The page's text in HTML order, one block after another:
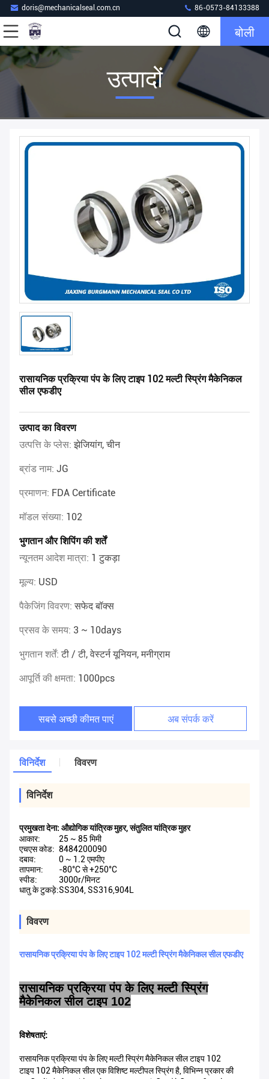
doris@mechanicalseal.com.cn 86-0573-84133388
बोली
उत्पादों
रासायनिक प्रक्रिया पंप के लिए टाइप 102 मल्टी स्प्रिंग मैकेनिकल
सील एफडीए
उत्पाद का विवरण
उत्पत्ति के प्लेस:झेजियांग, चीन
ब्रांड नाम: JG
प्रमाणन: FDA Certificate
मॉडल संख्या: 102
भुगतान और शिपिंग की शर्तें
न्यूनतम आदेश मात्रा: 1 टुकड़ा
मूल्य: USD
पैकेजिंग विवरण:सफेद बॉक्स
प्रसव के समय: 3 ~ 10days
भुगतान शर्तें:टी / टी, वेस्टर्न यूनियन, मनीग्राम
आपूर्ति की क्षमता: 1000pcs
सबसे अच्छी कीमत पाएं अब संपर्क करें
विनिर्देश विवरण
विनिर्देश
प्रमुखता देना: औद्योगिक यांत्रिक मुहर,संतुलित यांत्रिक मुहर
आकार:
25 ~ 85 मिमी
एचएस कोड: 8484200090
दबाव:
0 ~ 1.2 एमपीए
तापमान:
-80°C से +250°C
स्पीड:
3000r/मिनट
धातु के टुकड़े:SS304, SS316,904L
विवरण
रासायनिक प्रक्रिया पंप के लिए टाइप 102 मल्टी स्प्रिंग मैकेनिकल सील एफडीए
रासायनिक प्रक्रिया पंप के लिए मल्टी स्प्रिंग
मैकेनिकल सील टाइप 102
विशेषताएं:
रासायनिक प्रक्रिया पंप के लिए मल्टी स्प्रिंग मैकेनिकल सील टाइप 102
टाइप 102 मैकेनिकल सील एक विशिष्ट मल्टीपल स्प्रिंग है, विभिन्न प्रकार की